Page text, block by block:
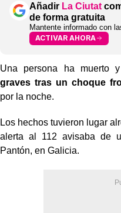
Añadir La Ciutat
de forma gratuita
Mantente informado con
ACTIVAR AHORA
Una persona ha muerto
graves tras un choque
por la noche.
Los hechos tuvieron lugar
alerta al 112 avisaba de
Pantón, en Galicia.